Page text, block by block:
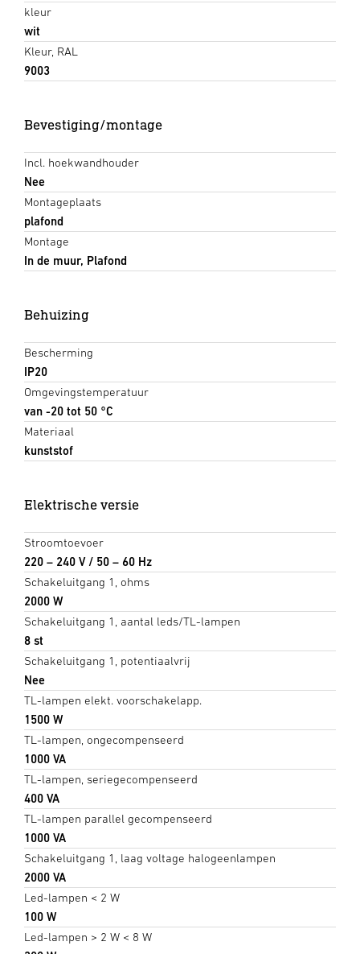
kleur
wit
Kleur, RAL
9003
Bevestiging/montage
Incl. hoekwandhouder
Nee
Montageplaats
plafond
Montage
In de muur, Plafond
Behuizing
Bescherming
IP20
Omgevingstemperatuur
van -20 tot 50 °C
Materiaal
kunststof
Elektrische versie
Stroomtoevoer
220 – 240 V / 50 – 60 Hz
Schakeluitgang 1, ohms
2000 W
Schakeluitgang 1, aantal leds/TL-lampen
8 st
Schakeluitgang 1, potentiaalvrij
Nee
TL-lampen elekt. voorschakelapp.
1500 W
TL-lampen, ongecompenseerd
1000 VA
TL-lampen, seriegecompenseerd
400 VA
TL-lampen parallel gecompenseerd
1000 VA
Schakeluitgang 1, laag voltage halogeenlampen
2000 VA
Led-lampen < 2 W
100 W
Led-lampen > 2 W < 8 W